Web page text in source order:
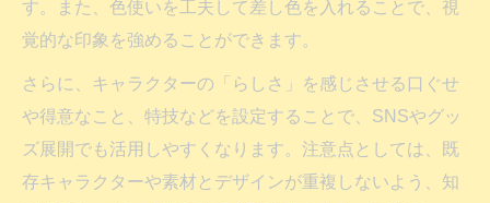
す。また、色使いを工夫して差し色を入れることで、視
覚的な印象を強めることができます。
さらに、キャラクターの「らしさ」を感じさせる口ぐせ
や得意なこと、特技などを設定することで、SNSやグッ
ズ展開でも活用しやすくなります。注意点としては、既
存キャラクターや素材とデザインが重複しないよう、知